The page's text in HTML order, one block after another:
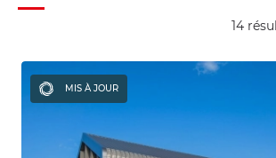
14
MIS À JOUR